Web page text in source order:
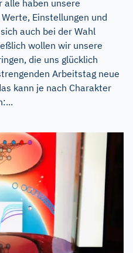
alle haben unsere
Einstellungen und
auch bei der Wahl
wollen wir unsere
die uns glücklich
Arbeitstag neue
kann je nach Charakter